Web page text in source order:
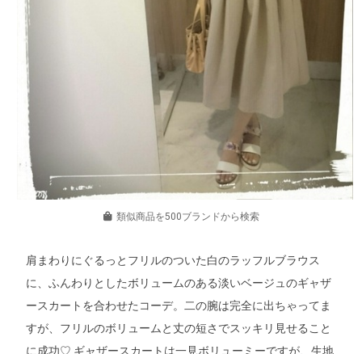
類似商品を500ブランドから検索
肩まわりにぐるっとフリルのついた白のラッフルブラウス
に、ふんわりとしたボリュームのある淡いベージュのギャザ
ースカートを合わせたコーデ。二の腕は完全に出ちゃってま
すが、フリルのボリュームと丈の短さでスッキリ見せること
に成功♡ ギャザースカートは一見ボリューミーですが、生地